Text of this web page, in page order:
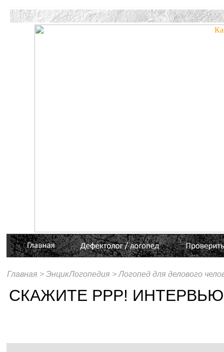
Главная > ЭнцикЛогопедия > Логопед для делового
СКАЖИТЕ РРР!